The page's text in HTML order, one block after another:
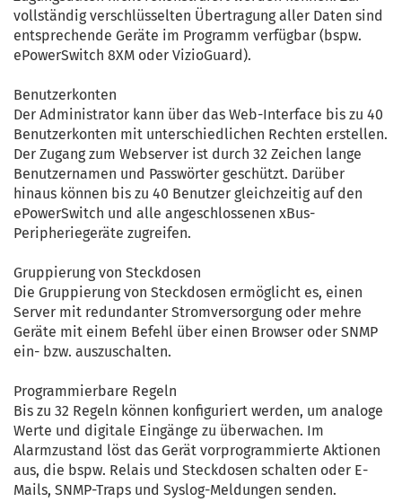
vollständig verschlüsselten Übertragung aller Daten sind
entsprechende Geräte im Programm verfügbar (bspw.
ePowerSwitch 8XM oder VizioGuard).
Benutzerkonten
Der Administrator kann über das Web-Interface bis zu 40
Benutzerkonten mit unterschiedlichen Rechten erstellen.
Der Zugang zum Webserver ist durch 32 Zeichen lange
Benutzernamen und Passwörter geschützt. Darüber
hinaus können bis zu 40 Benutzer gleichzeitig auf den
ePowerSwitch und alle angeschlossenen xBus-
Peripheriegeräte zugreifen.
Gruppierung von Steckdosen
Die Gruppierung von Steckdosen ermöglicht es, einen
Server mit redundanter Stromversorgung oder mehre
Geräte mit einem Befehl über einen Browser oder SNMP
ein- bzw. auszuschalten.
Programmierbare Regeln
Bis zu 32 Regeln können konfiguriert werden, um analoge
Werte und digitale Eingänge zu überwachen. Im
Alarmzustand löst das Gerät vorprogrammierte Aktionen
aus, die bspw. Relais und Steckdosen schalten oder E-
Mails, SNMP-Traps und Syslog-Meldungen senden.